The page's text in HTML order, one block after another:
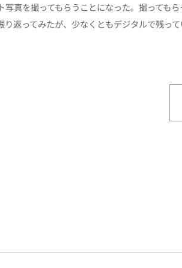
真を撮ってもらうことになった。 撮っても
返ってみたが、少なくともデジタルで残っ